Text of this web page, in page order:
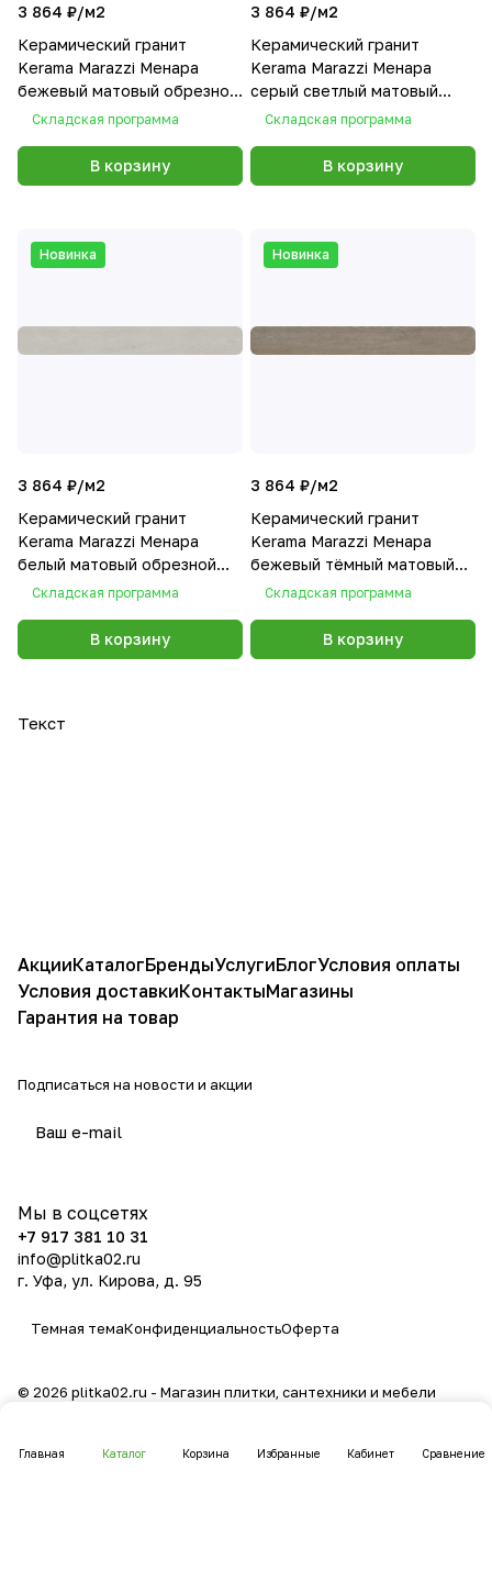
3 864 ₽/м2
Керамический гранит
Kerama Marazzi Менара
бежевый матовый обрезной
20x160
Складская программа
В корзину
3 864 ₽/м2
Керамический гранит
Kerama Marazzi Менара
серый светлый матовый
обрезной 20x160
Складская программа
В корзину
Новинка
3 864 ₽/м2
Керамический гранит
Kerama Marazzi Менара
белый матовый обрезной
20x160
Складская программа
В корзину
Новинка
3 864 ₽/м2
Керамический гранит
Kerama Marazzi Менара
бежевый тёмный матовый
обрезной 20x160
Складская программа
В корзину
Текст
Главная Каталог Корзина Избранные Кабинет Сравнение
АкцииКаталогБрендыУслугиБлогУсловия оплаты
Условия доставкиКонтактыМагазины
Гарантия на товар
Подписаться на новости и акции
Мы в соцсетях
+7 917 381 10 31
info@plitka02.ru
г. Уфа, ул. Кирова, д. 95
Темная темаКонфиденциальностьОферта
© 2026 plitka02.ru - Магазин плитки, сантехники и мебели